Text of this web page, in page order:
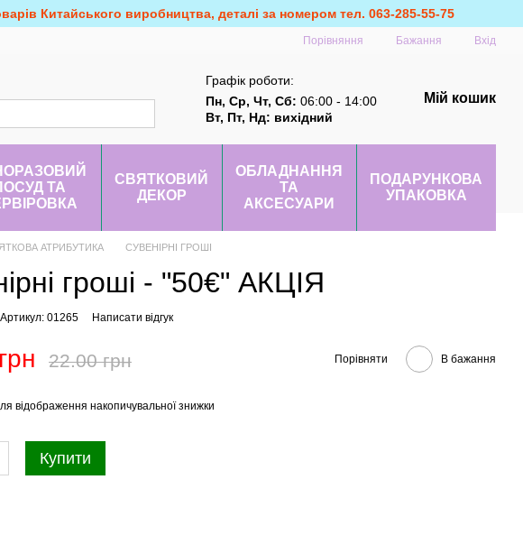
Китайського виробництва, деталі за номером тел. 063-285-55-75
Порівняння Бажання Вхід
Графік роботи:
Пн, Ср, Чт, Сб: 06:00 - 14:00
Вт, Пт, Нд: вихідний
Мій кошик
ТА
СВЯТКОВИЙ
ДЕКОР
ОБЛАДНАННЯ
ТА
АКСЕСУАРИ
ПОДАРУНКОВА
УПАКОВКА
АТРИБУТИКА СУВЕНІРНІ ГРОШІ
гроші - "50€" АКЦІЯ
Артикул: 01265 Написати відгук
22.00 грн Порівняти В бажання
відображення накопичувальної знижки
Купити